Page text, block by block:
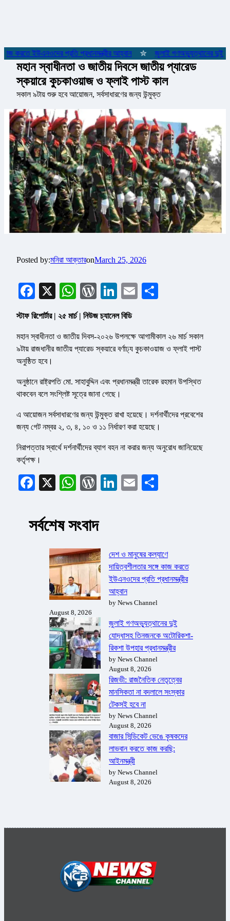
করতে ইউএনওদের প্রতি প্রধানমন্ত্রীর আহ্বান ✮ জুলাই গণঅভ্যুত্থানের দুই
মহান স্বাধীনতা ও জাতীয় দিবসে জাতীয় প্যারেড
স্কয়ারে কুচকাওয়াজ ও ফ্লাই পাস্ট কাল
সকাল ৯টায় শুরু হবে আয়োজন, সর্বসাধারণের জন্য উন্মুক্ত
Posted by:মনিরা আক্তারonMarch 25, 2026
Facebook
X WhatsApp
WordPress
LinkedIn
Email
স্টাফ রিপোর্টার | ২৫ মার্চ | নিউজ চ্যানেল বিডি
মহান স্বাধীনতা ও জাতীয় দিবস-২০২৬ উপলক্ষে আগামীকাল ২৬ মার্চ সকাল
৯টায় রাজধানীর জাতীয় প্যারেড স্কয়ারে বর্ণাঢ্য কুচকাওয়াজ ও ফ্লাই পাস্ট
অনুষ্ঠিত হবে।
অনুষ্ঠানে রাষ্ট্রপতি মো. সাহাবুদ্দিন এবং প্রধানমন্ত্রী তারেক রহমান উপস্থিত
থাকবেন বলে সংশ্লিষ্ট সূত্রে জানা গেছে।
এ আয়োজন সর্বসাধারণের জন্য উন্মুক্ত রাখা হয়েছে। দর্শনার্থীদের প্রবেশের
জন্য গেট নম্বর ২, ৩, ৪, ১০ ও ১১ নির্ধারণ করা হয়েছে।
নিরাপত্তার স্বার্থে দর্শনার্থীদের ব্যাগ বহন না করার জন্য অনুরোধ জানিয়েছে
কর্তৃপক্ষ।
Facebook
X WhatsApp
WordPress
LinkedIn
Email
সর্বশেষ সংবাদ
দেশ ও মানুষের কল্যাণে
দায়িত্বশীলতার সঙ্গে কাজ করতে
ইউএনওদের প্রতি প্রধানমন্ত্রীর
আহ্বান
by News Channel
August 8, 2026
জুলাই গণঅভ্যুত্থানের দুই
যোদ্ধাসহ তিনজনকে অটোরিকশা-
রিকশা উপহার প্রধানমন্ত্রীর
by News Channel
August 8, 2026
রিজভী: রাজনৈতিক নেতৃত্বের
মানসিকতা না বদলালে সংস্কার
টেকসই হবে না
by News Channel
August 8, 2026
বাজার সিন্ডিকেট ভেঙে কৃষকদের
লাভবান করতে কাজ করছি:
আইনমন্ত্রী
by News Channel
August 8, 2026